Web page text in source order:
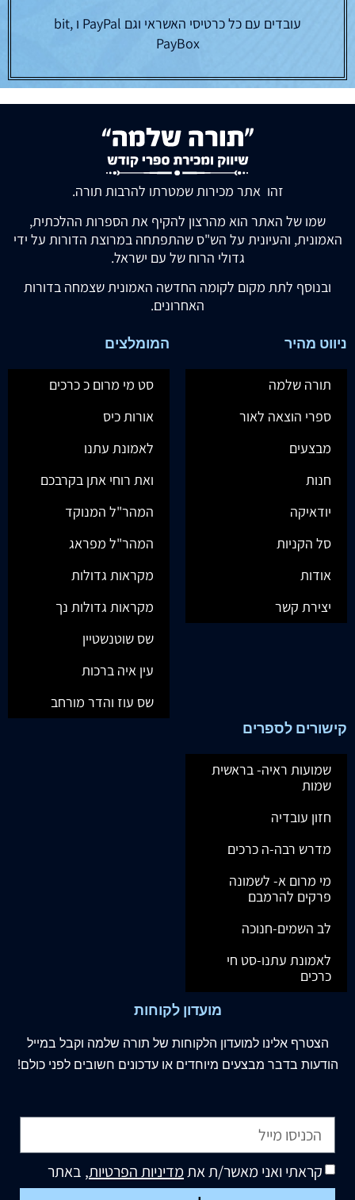
עובדים עם כל כרטיסי האשראי וגם PayPal ו bit,
PayBox
זהו אתר מכירות שמטרתו להרבות תורה.
שמו של האתר הוא מהרצון להקיף את הספרות ההלכתית,
האמונית, והעיונית על הש"ס שהתפתחה במרוצת הדורות על ידי
גדולי הרוח של עם ישראל.
ובנוסף לתת מקום לקומה החדשה האמונית שצמחה בדורות
האחרונים.
ניווט מהיר
תורה שלמה
ספרי הוצאה לאור
מבצעים
חנות
יודאיקה
סל הקניות
אודות
יצירת קשר
המומלצים
סט מי מרום כ כרכים
אורות כיס
לאמונת עתנו
ואת רוחי אתן בקרבכם
המהר"ל המנוקד
המהר"ל מפראג
מקראות גדולות
מקראות גדולות נך
שס שוטנשטיין
עין איה ברכות
שס עוז והדר מורחב
קישורים לספרים
שמועות ראיה- בראשית
שמות
חזון עובדיה
מדרש רבה-ה כרכים
מי מרום א- לשמונה
פרקים להרמבם
לב השמים-חנוכה
לאמונת עתנו-סט חי
כרכים
מועדון לקוחות
הצטרף אלינו למועדון הלקוחות של תורה שלמה וקבל במייל
הודעות בדבר מבצעים מיוחדים או עדכונים חשובים לפני כולם!
קראתי ואני מאשר/ת אתמדיניות הפרטיות, באתר